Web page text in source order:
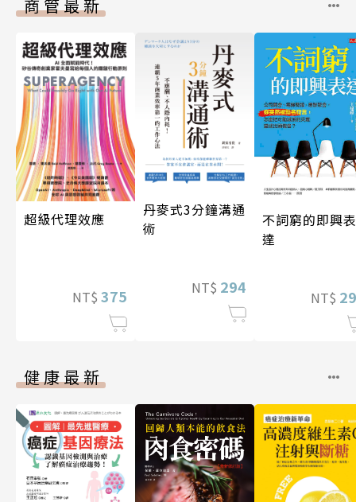
商管最新
超級代理效應
NT$ 375
丹麥式3分鐘溝通
術
NT$ 294
不詞窮的即興表
達
NT$
健康最新